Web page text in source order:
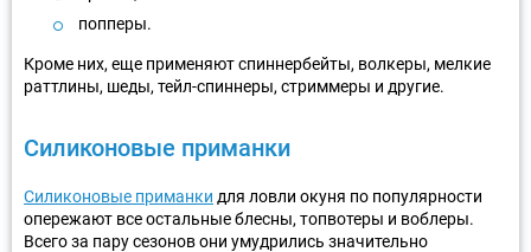
попперы.
Кроме них, еще применяют спиннербейты, волкеры, мелкие
раттлины, шеды, тейл-спиннеры, стриммеры и другие.
Силиконовые приманки
Силиконовые приманки для ловли окуня по популярности
опережают все остальные блесны, топвотеры и воблеры.
Всего за пару сезонов они умудрились значительно